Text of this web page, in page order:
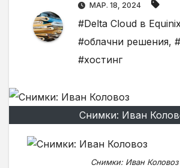
МАР. 18, 2024
#Delta Cloud в
#облачни решения,
#хостинг
Снимки: Иван
Снимки: Иван Коловоз